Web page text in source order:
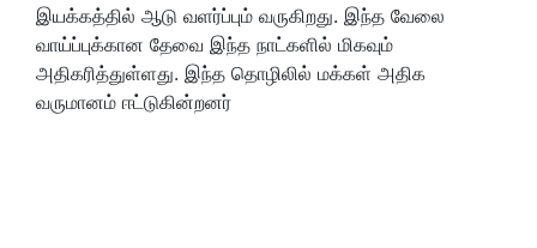
இயக்கத்தில் ஆடு வளர்ப்பும் வருகிறது. இந்த வேலை
வாய்ப்புக்கான தேவை இந்த நாட்களில் மிகவும்
அதிகரித்துள்ளது. இந்த தொழிலில் மக்கள் அதிக
வருமானம் ஈட்டுகின்றனர்